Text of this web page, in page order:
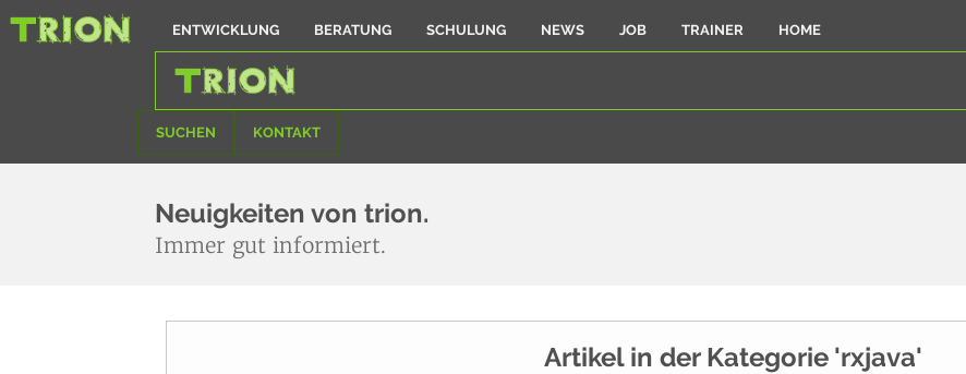
ENTWICKLUNG BERATUNG SCHULUNG NEWS JOB TRAINER HOME
SUCHEN KONTAKT
Neuigkeiten von trion.
Immer gut informiert.
Artikel in der Kategorie 'rxjava'